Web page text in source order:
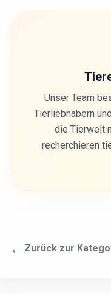
Unser Team
Tierliebhabern
die Tierwelt
recherchieren
← Zurück zur